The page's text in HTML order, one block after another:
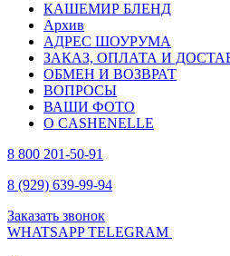
КАШЕМИР БЛЕНД
Архив
АДРЕС ШОУРУМА
ЗАКАЗ, ОПЛАТА И
ОБМЕН И ВОЗВРАТ
ВОПРОСЫ
ВАШИ ФОТО
О CASHENELLE
8 800 201-50-91
8 (929) 639-99-94
Заказать звонок
WHATSAPPTELEGRAM